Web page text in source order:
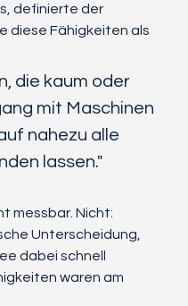
definierte der
diese Fähigkeiten als
die kaum oder
mit Maschinen
nahezu alle
lassen."
messbar. Nicht:
Unterscheidung,
dabei schnell
waren am